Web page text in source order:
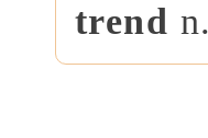
trend